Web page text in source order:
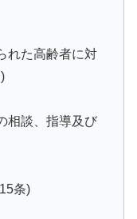
れた高齢者に対
相談、指導及び
条)